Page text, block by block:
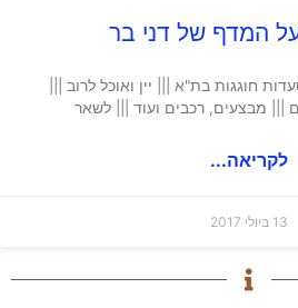
המדף של דני בר
חוגגות בת"א ||| יין ואוכל לרוב |||
||| מבצעים, רכבים ועוד ||| לשאר
לקריאה...
13 ביולי 2017